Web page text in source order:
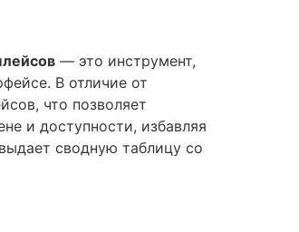
— это инструмент,
В отличие от
что позволяет
и доступности, избавляя
сводную таблицу со